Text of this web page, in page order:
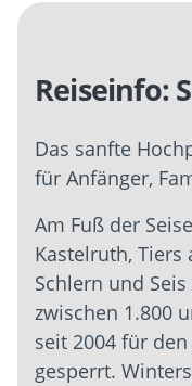
Reiseinfo:
Das sanfte
für Anfänger,
Am Fuß der
Kastelruth, Tiers
Schlern und
zwischen 1.800
seit 2004 für
gesperrt.